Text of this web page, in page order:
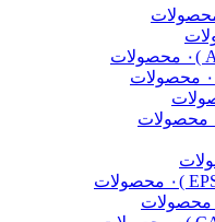
۰ محصولات
۰ محصولات
۰ محصولات